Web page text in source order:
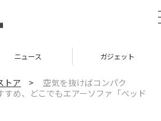
ニュース ガジェット
トア >
空気を抜けばコンパク
め、どこでもエアーソファ「ベッド